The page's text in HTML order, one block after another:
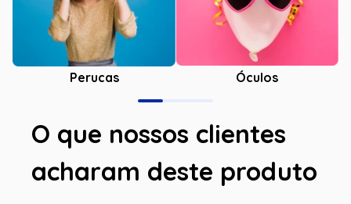
Perucas Óculos
O que nossos clientes
acharam deste produto